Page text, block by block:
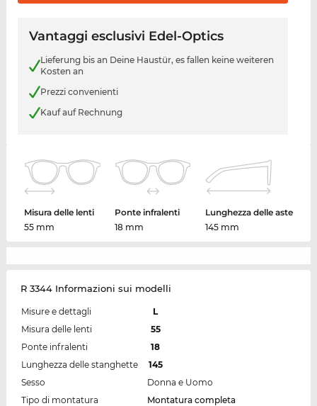
Vantaggi esclusivi Edel-Optics
Lieferung bis an Deine Haustür, es fallen keine weiteren
Kosten an
Prezzi convenienti
Kauf auf Rechnung
Misura delle lenti
55 mm
Ponte infralenti
18 mm
Lunghezza delle aste
145 mm
R 3344 Informazioni sui modelli
Misure e dettagli
L
Misura delle lenti
55
Ponte infralenti
18
Lunghezza delle stanghette
145
Sesso
Donna e Uomo
Tipo di montatura
Montatura completa